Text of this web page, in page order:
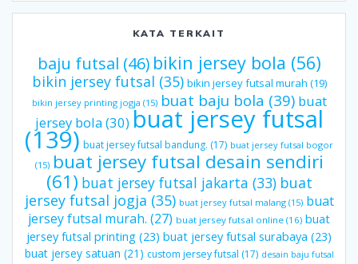
KATA TERKAIT
baju futsal (46) bikin jersey bola (56)
bikin jersey futsal (35) bikin jersey futsal murah (19)
bikin jersey printing jogja (15) buat baju bola (39) buat
jersey bola(30)buat jersey futsal
(139) buat jersey futsal bandung. (17) buat jersey futsal bogor
(15) buat jersey futsal desain sendiri
(61) buat jersey futsal jakarta (33) buat
jersey futsal jogja (35) buat jersey futsal malang(15) buat
jersey futsal murah. (27) buat jersey futsal online(16) buat
jersey futsal printing (23) buat jersey futsal surabaya (23)
buat jersey satuan (21) custom jersey futsal (17) desain baju futsal